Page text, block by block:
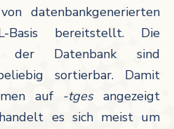
datenbankgenerierten
Basis bereitstellt. Die
der Datenbank sind
sortierbar. Damit
auf -tgesangezeigt
es sich meist um